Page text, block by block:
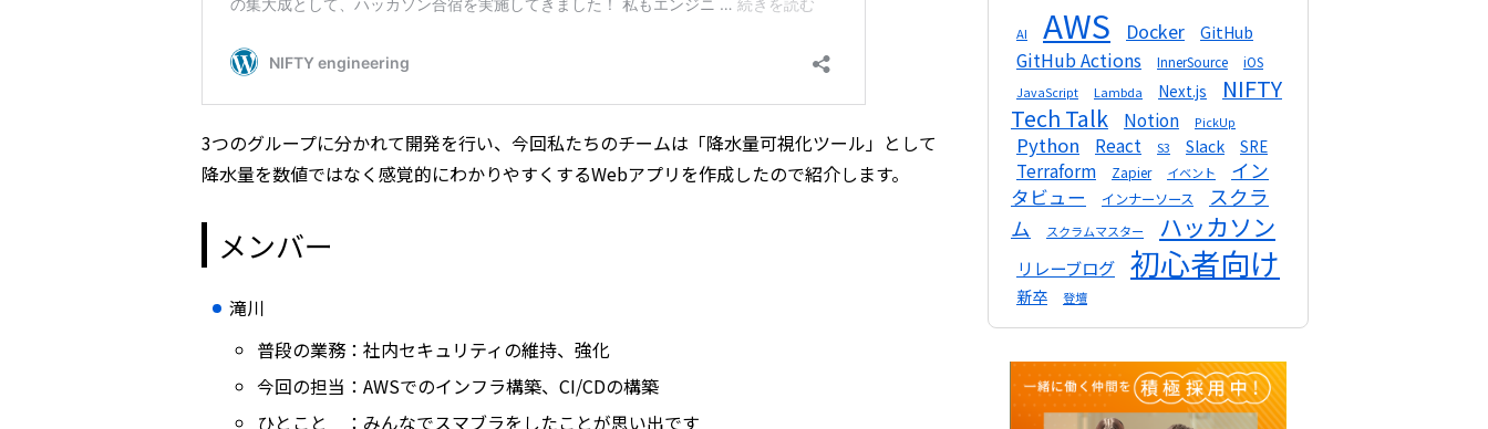
3つのグループに分かれて開発を行い、今回私たちのチームは「降水量可視化ツール」として
降水量を数値ではなく感覚的にわかりやすくするWebアプリを作成したので紹介します。
メンバー
滝川
普段の業務：社内セキュリティの維持、強化
今回の担当：AWSでのインフラ構築、CI/CDの構築
ひとこと ：みんなでスマブラをしたことが思い出です
AI AWS Docker GitHub
GitHub Actions InnerSource iOS
JavaScript Lambda Next.js
NIFTY
Tech Talk
Notion PickUp
Python React S3 Slack SRE
Terraform Zapier イベント
イン
タビュー
インナーソース
スクラ
ム
スクラムマスター ハッカソン
リレーブログ 初心者向け
新卒 登壇